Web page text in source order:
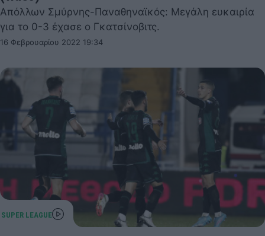
Απόλλων Σμύρνης-Παναθηναϊκός: Μεγάλη ευκαιρία
για το 0-3 έχασε ο Γκατσίνοβιτς.
16 Φεβρουαρίου 2022 19:34